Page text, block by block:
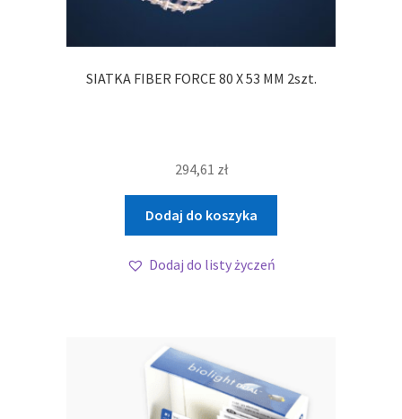
SIATKA FIBER FORCE 80 X 53 MM 2szt.
294,61 zł
Dodaj do koszyka
Dodaj do listy życzeń